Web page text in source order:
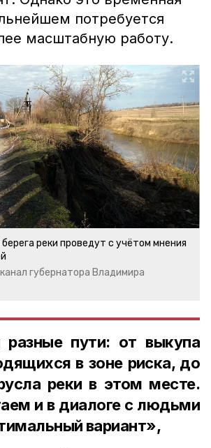
потребуется
масштабную работу.
реки проведут с учётом мнения
губернатора Владимира
пути: от выкупа
в зоне риска, до
реки в этом месте.
и в диалоге с людьми
вариант»,